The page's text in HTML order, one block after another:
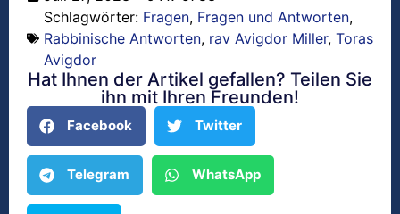
Schlagwörter: Fragen, Fragen und Antworten,
Rabbinische Antworten, rav Avigdor Miller, Toras
Avigdor
Hat Ihnen der Artikel gefallen? Teilen Sie
ihn mit Ihren Freunden!
Facebook Twitter
Telegram WhatsApp